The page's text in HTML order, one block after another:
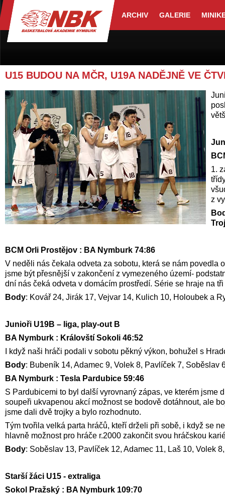
ARCHIV GALERIE
U15 BUDOU NA MČR, U19A NADĚJNĚ VE
J
1.
z
BCM Orli Prostějov : BA Nymburk 74:86
V neděli nás čekala odveta za sobotu, která se nám
jsme být přesnější v zakončení z vymezeného území-
dní nás čeká odveta v domácím prostředí. Série se hraje na
Body: Kovář 24, Jirák 17, Vejvar 14, Kulich 10, Holoubek a
Junioři U19B – liga, play-out B
BA Nymburk : Královští Sokoli 46:52
I když naši hráči podali v sobotu pěkný výkon, bohužel s
Body: Bubeník 14, Adamec 9, Volek 8, Pavlíček 7, Soběslav
BA Nymburk : Tesla Pardubice 59:46
S Pardubicemi to byl další vyrovnaný zápas, ve kterém jsme
soupeři ukvapenou akcí možnost se bodově dotáhnout, ale
jsme dali dvě trojky a bylo rozhodnuto.
Tým tvořila velká parta hráčů, kteří drželi při sobě, i když se
hlavně možnost pro hráče r.2000 zakončit svou hráčskou
Body: Soběslav 13, Pavlíček 12, Adamec 11, Laš 10, Volek
Starší žáci U15 - extraliga
Sokol Pražský : BA Nymburk 109:70